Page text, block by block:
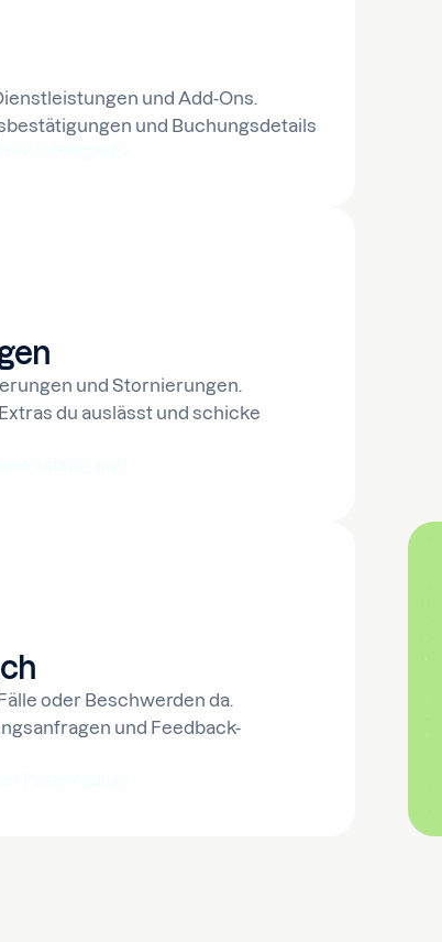
und Add-Ons.
und Buchungsdetails
und Stornierungen.
du auslässt und schicke
oder Beschwerden da.
und Feedback-